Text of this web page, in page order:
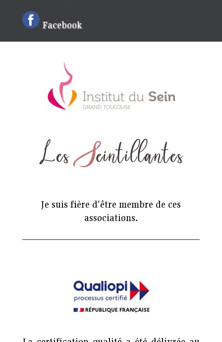
Facebook
Je suis fière d'être membre de ces
associations.